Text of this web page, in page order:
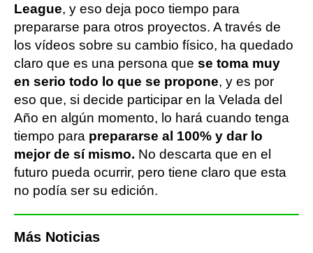
League, y eso deja poco tiempo para
prepararse para otros proyectos. A través de
los vídeos sobre su cambio físico, ha quedado
claro que es una persona que se toma muy
en serio todo lo que se propone, y es por
eso que, si decide participar en la Velada del
Año en algún momento, lo hará cuando tenga
tiempo para prepararse al 100% y dar lo
mejor de sí mismo. No descarta que en el
futuro pueda ocurrir, pero tiene claro que esta
no podía ser su edición.
Más Noticias